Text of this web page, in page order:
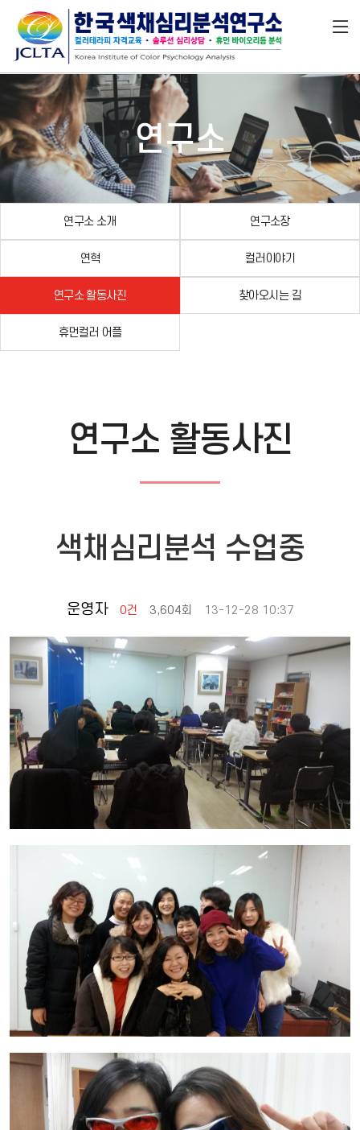
연구소
연구소 소개 연구소장
연혁 컬러이야기
연구소 활동사진 찾아오시는 길
휴먼컬러 어플
연구소 활동사진
색채심리분석 수업중
운영자 0건 3,604회 13-12-28 10:37